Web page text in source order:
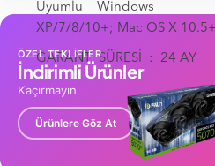
Uyumlu Windows
XP/7/8/10+; Mac OS X
GARANT SÜRESİ : 24 AY
ÖZEL TEKLİFLER
İndirimli Ürünler
Kaçırmayın
Ürünlere Göz At